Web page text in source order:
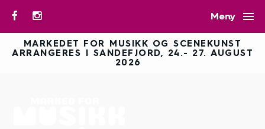
Meny 
MARKEDET FOR MUSIKK OG SCENEKUNST
ARRANGERES I SANDEFJORD, 24.- 27. AUGUST
2026